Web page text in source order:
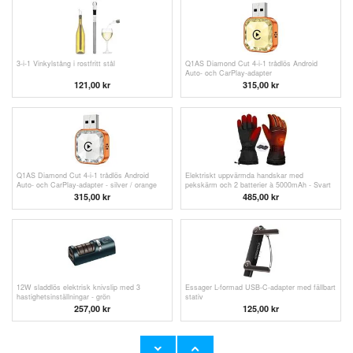
3-i-1 Vinkylstång i rostfritt stål
121,00 kr
Q1AS Diamond Cut 4-i-1 trådlös Android
Auto- och CarPlay-adapter
315,00 kr
Q1AS Diamond Cut 4-i-1 trådlös Android
Auto- och CarPlay-adapter - silver / orange
315,00 kr
Elektriskt uppvärmda handskar med
pekskärm och 2 batterier à 5000mAh - Svart
485,00 kr
12W sladdlös elektrisk knivslip med 3
hastighetsinställningar - grön
257,00 kr
Essager L-formad USB-C-adapter med fällbart
stativ
125,00 kr